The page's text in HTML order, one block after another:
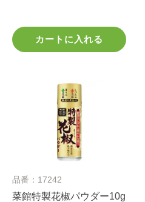
カートに入れる
品番：17242
菜館特製花椒パウダー10g